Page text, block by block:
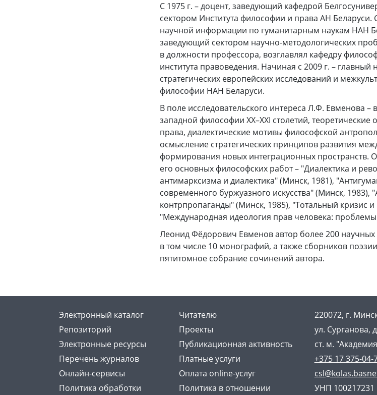
С 1975 г. – доцент, заведующий кафедрой
сектором Института философии и права АН
научной информации по гуманитарным наукам НАН
заведующий сектором научно-методологических
в должности профессора, возглавлял кафедру
института правоведения. Начиная с 2009 г. –
стратегических европейских исследований и
философии НАН Беларуси.
В поле исследовательского интереса Л.Ф. Евменова
западной философии ХХ–ХХI столетий,
права, диалектические мотивы философской
осмысление стратегических принципов развития
формирования новых интеграционных пространств.
его основных философских работ – "Диалектика и
антимарксизма и диалектика" (Минск, 1981),
современного буржуазного искусства" (Минск, 1983),
контрпропаганды" (Минск, 1985), "Тотальный кризис
"Международная идеология прав человека:
Леонид Фёдорович Евменов автор более 200 научных
в том числе 10 монографий, а также сборников
пятитомное собрание сочинений автора.
Электронный каталог
Читателю
Репозиторий
Проекты
Электронные ресурсы
Публикационная активность
Перечень журналов
Платные услуги
Онлайн-сервисы
Оплата online-услуг
Политика обработки
Политика в отношении
220072, г.
ул. Сурганова,
ст. м.
+375 17 375-04-
УНП 100217231